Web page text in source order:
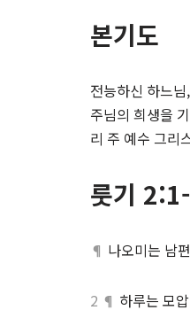
본기도
전능하신 하느
주님의 희생을
리 주 예수 그리
룻기
¶ 나오미는 남
2 ¶ 하루는 모